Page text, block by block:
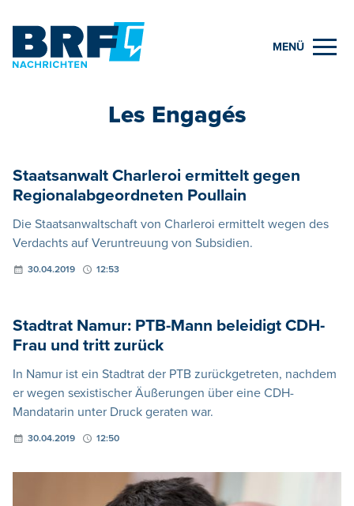
MENÜ
Les Engagés
Staatsanwalt Charleroi ermittelt gegen
Regionalabgeordneten Poullain
Die Staatsanwaltschaft von Charleroi ermittelt wegen des
Verdachts auf Veruntreuung von Subsidien.
30.04.2019 12:53
Stadtrat Namur: PTB-Mann beleidigt CDH-
Frau und tritt zurück
In Namur ist ein Stadtrat der PTB zurückgetreten, nachdem
er wegen sexistischer Äußerungen über eine CDH-
Mandatarin unter Druck geraten war.
30.04.2019 12:50